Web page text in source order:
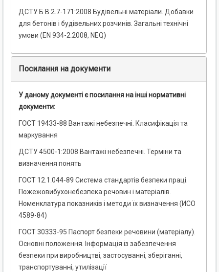
ДСТУ Б В.2.7-171:2008 Будівельні матеріали. Добавки
для бетонів і будівельних розчинів. Загальні технічні
умови (EN 934-2:2008, NEQ)
Посилання на документи
У даному документі є посилання на інші нормативні
документи:
ГОСТ 19433-88 Вантажі небезпечні. Класифікація та
маркування
ДСТУ 4500-1:2008 Вантажі небезпечні. Терміни та
визначення понять
ГОСТ 12.1.044-89 Система стандартів безпеки праці.
Пожежовибухонебезпека речовин і матеріалів.
Номенклатура показників і методи їх визначення (ИСО
4589-84)
ГОСТ 30333-95 Паспорт безпеки речовини (матеріалу).
Основні положення. Інформація із забезпечення
безпеки при виробництві, застосуванні, зберіганні,
транспортуванні, утилізації